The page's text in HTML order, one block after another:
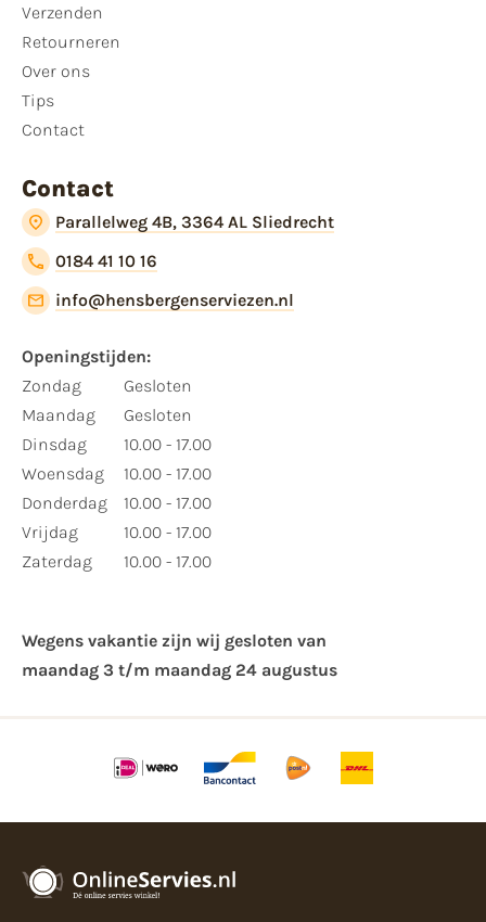
Verzenden
Retourneren
Over ons
Tips
Contact
Contact
Parallelweg 4B, 3364 AL Sliedrecht
0184 41 10 16
info@hensbergenserviezen.nl
Openingstijden:
Zondag
Maandag
Dinsdag
Woensdag
Donderdag
Vrijdag
Zaterdag
Gesloten
Gesloten
10.00 - 17.00
10.00 - 17.00
10.00 - 17.00
10.00 - 17.00
10.00 - 17.00
Wegens vakantie zijn wij gesloten van ​
maandag 3 t/m maandag 24 augustus